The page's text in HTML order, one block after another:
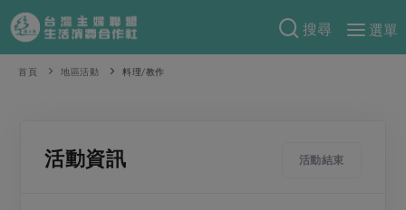
搜尋
選單
產品分類
芽苗類
食材特別企畫
首頁 地區活動 料理/教作
活動結束
活動資訊